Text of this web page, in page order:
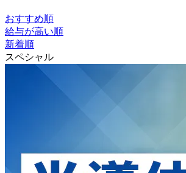
おすすめ順
給与が高い順
新着順
スペシャル